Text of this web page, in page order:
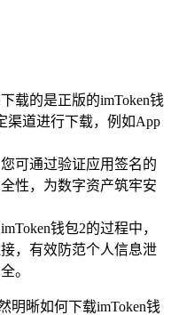
载的是正版的imToken钱
渠道进行下载，例如App
可通过验证应用签名的
性，为数字资产筑牢安
钱包2的过程中，
，有效防范个人信息泄
。
明晰如何下载imToken钱